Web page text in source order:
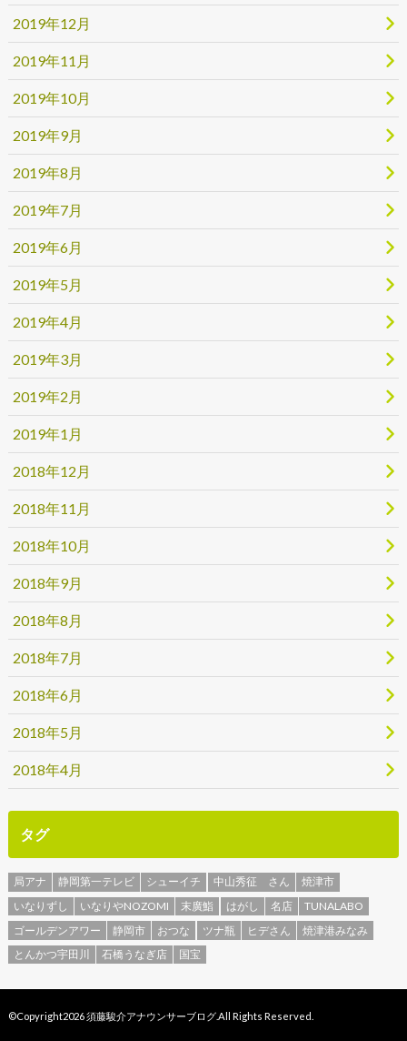
2019年12月
2019年11月
2019年10月
2019年9月
2019年8月
2019年7月
2019年6月
2019年5月
2019年4月
2019年3月
2019年2月
2019年1月
2018年12月
2018年11月
2018年10月
2018年9月
2018年8月
2018年7月
2018年6月
2018年5月
2018年4月
タグ
局アナ 静岡第一テレビ シューイチ 中山秀征 さん
焼津市
いなりずし
いなりやNOZOMI 末廣鮨 はがし 名店
TUNALABO
ゴールデンアワー
静岡市 おつな ツナ瓶 ヒデさん
焼津港みなみ
とんかつ宇田川
石橋うなぎ店 国宝
©Copyright2026須藤駿介アナウンサーブログ.All Rights Reserved.